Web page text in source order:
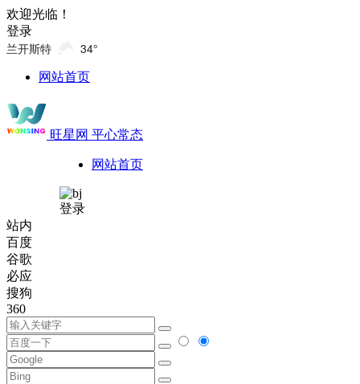
欢迎光临！
登录
兰开斯特 34°
网站首页
旺星网 平心常态
网站首页
登录
站内
百度
谷歌
必应
搜狗
360